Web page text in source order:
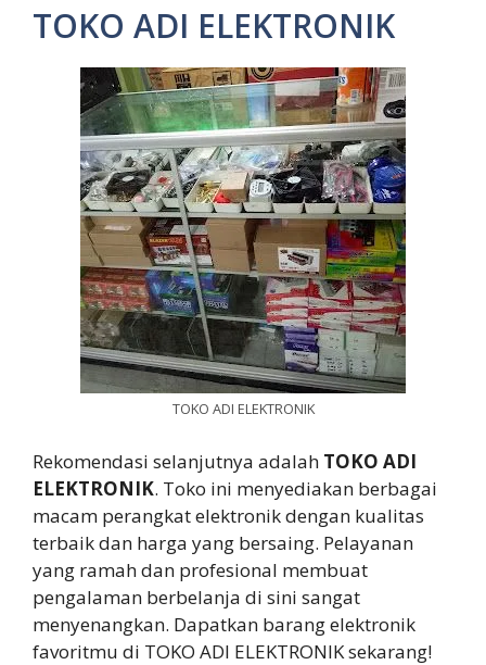
TOKO ADI ELEKTRONIK
TOKO ADI ELEKTRONIK
Rekomendasi selanjutnya adalah TOKO ADI
ELEKTRONIK. Toko ini menyediakan berbagai
macam perangkat elektronik dengan kualitas
terbaik dan harga yang bersaing. Pelayanan
yang ramah dan profesional membuat
pengalaman berbelanja di sini sangat
menyenangkan. Dapatkan barang elektronik
favoritmu di TOKO ADI ELEKTRONIK sekarang!